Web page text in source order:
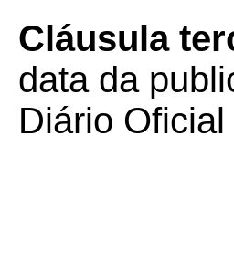
Cláusula
data da
Diário